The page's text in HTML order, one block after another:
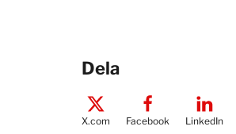
Dela
X.com Facebook LinkedIn